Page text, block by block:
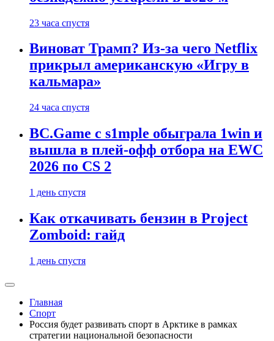
23 часа спустя
Виноват Трамп? Из-за чего Netflix
прикрыл американскую «Игру в
кальмара»
24 часа спустя
BC.Game с s1mple обыграла 1win и
вышла в плей-офф отбора на EWC
2026 по CS 2
1 день спустя
Как откачивать бензин в Project
Zomboid: гайд
1 день спустя
Главная
Спорт
Россия будет развивать спорт в Арктике в рамках
стратегии национальной безопасности